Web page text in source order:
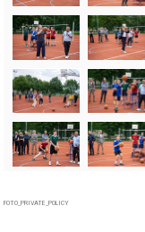
FOTO_PRIVATE_POLICY